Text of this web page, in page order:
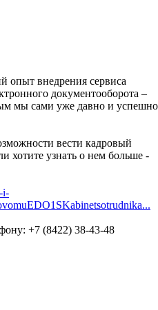
опыт внедрения сервиса
документооборота –
мы сами уже давно и успешно
вести кадровый
хотите узнать о нем больше -
i-
+7 (8422) 38-43-48